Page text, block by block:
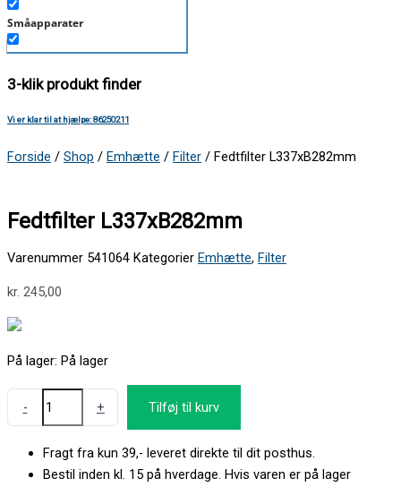
Småapparater
Støvsuger
Tørretumbler
Tilbehør/Plejemidler
Vaskemaskine
Over 400 mærker
3-klik produkt finder
Vi er klar til at hjælpe: 86250211
Forside / Shop / Emhætte / Filter / Fedtfilter L337xB282mm
Fedtfilter L337xB282mm
Varenummer 541064 Kategorier Emhætte, Filter
kr. 245,00
På lager: På lager
- + Tilføj til kurv
Fragt fra kun 39,- leveret direkte til dit posthus.
Bestil inden kl. 15 på hverdage. Hvis varen er på lager